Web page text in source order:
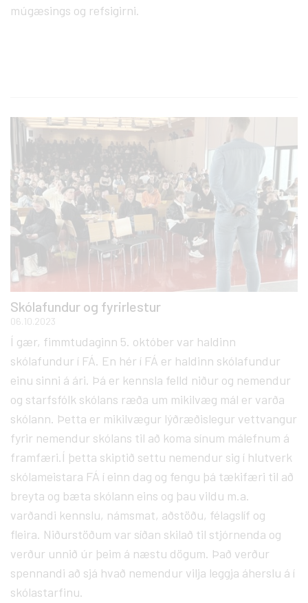
múgæsings og refsigirni.
Skólafundur og fyrirlestur
06.10.2023
Í gær, fimmtudaginn 5. október var haldinn
skólafundur í FÁ. En hér í FÁ er haldinn skólafundur
einu sinni á ári. Þá er kennsla felld niður og nemendur
og starfsfólk skólans ræða um mikilvæg mál er varða
skólann. Þetta er mikilvægur lýðræðislegur vettvangur
fyrir nemendur skólans til að koma sínum málefnum á
framfæri.Í þetta skiptið settu nemendur sig í hlutverk
skólameistara FÁ í einn dag og fengu þá tækifæri til að
breyta og bæta skólann eins og þau vildu m.a.
varðandi kennslu, námsmat, aðstöðu, félagslíf og
fleira. Niðurstöðum var síðan skilað til stjórnenda og
verður unnið úr þeim á næstu dögum. Það verður
spennandi að sjá hvað nemendur vilja leggja áherslu á í
skólastarfinu.